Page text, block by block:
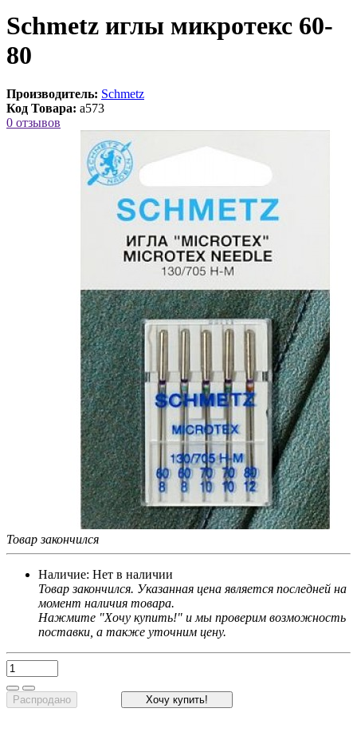
Schmetz иглы микротекс 60-
80
Производитель: Schmetz
Код Товара: a573
0 отзывов
Товар закончился
Наличие: Нет в наличии
Товар закончился. Указанная цена является последней на
момент наличия товара.
Нажмите "Хочу купить!" и мы проверим возможность
поставки, а также уточним цену.
Распродано Хочу купить!